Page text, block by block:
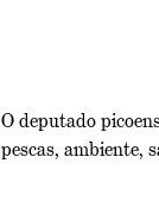
O deputado
pescas, ambiente,